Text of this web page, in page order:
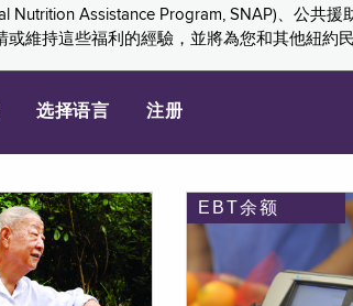
Assistance Program, SNAP)、公共援
維持這些福利的經驗，並將為您和其他紐約
选择语言 注册
EBT余额